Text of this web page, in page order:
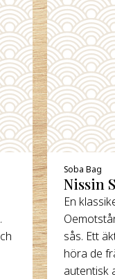
Soba Bag
Nissin
En
sås. Ett
höra de
autentisk